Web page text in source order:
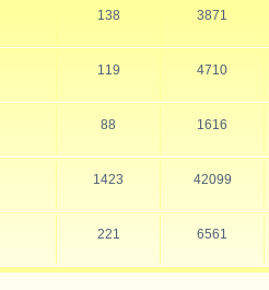
138 3871
119 4710
88 1616
1423 42099
221 6561